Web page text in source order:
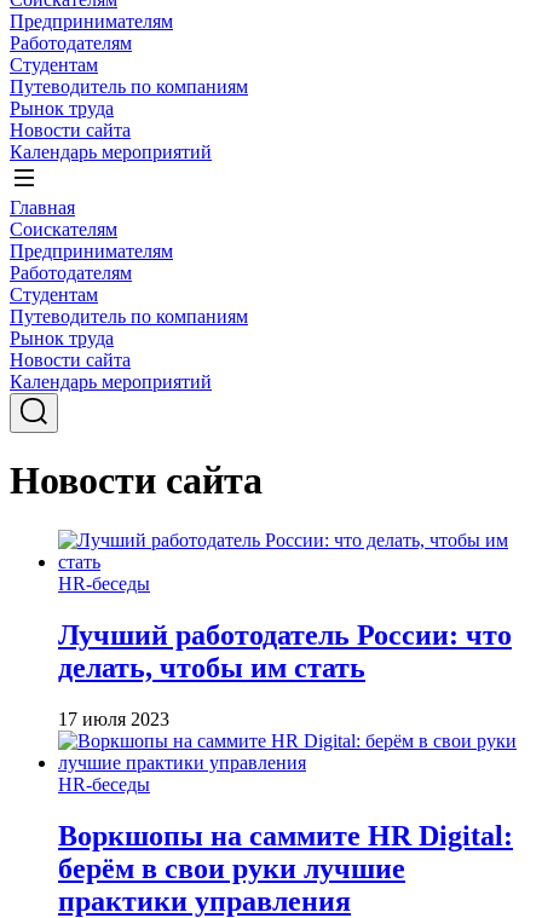
Предпринимателям
Работодателям
Студентам
Путеводитель по компаниям
Рынок труда
Новости сайта
Календарь мероприятий
Главная
Соискателям
Предпринимателям
Работодателям
Студентам
Путеводитель по компаниям
Рынок труда
Новости сайта
Календарь мероприятий
Новости сайта
HR-беседы
Лучший работодатель России: что
делать, чтобы им стать
17 июля 2023
HR-беседы
Воркшопы на саммите HR Digital:
берём в свои руки лучшие
практики управления